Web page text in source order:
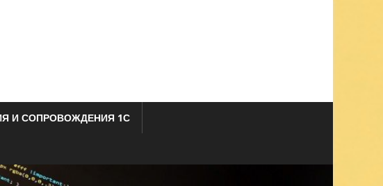
И СОПРОВОЖДЕНИЯ 1С